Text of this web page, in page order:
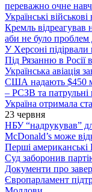
переважно очне
Українські
Кремль відреагував
аби не було
У Херсоні підірвали
Під Рязанню в Росії
Українська авіація
США надають $450
– РСЗВ та патрульні
Україна отримала
23 червня
НБУ “надрукував”
McDonald’s може
Перші американські
Суд заборонив
Документи про
Європарламент